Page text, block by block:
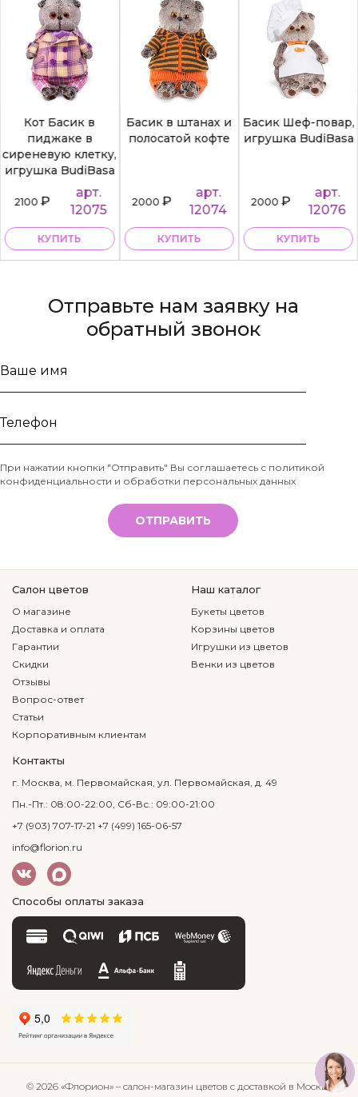
Кот Басик в
пиджаке в
сиреневую клетку,
игрушка BudiBasa
2100₽
арт.
12075
КУПИТЬ
Басик в штанах и
полосатой кофте
2000₽
арт.
12074
КУПИТЬ
Басик Шеф-повар,
игрушка BudiBasa
2000₽
арт.
12076
КУПИТЬ
Отправьте нам заявку на
обратный звонок
Ваше
Телефон
*
При нажатии кнопки "Отправить" Вы соглашаетесь с политикой
конфиденциальности и обработки персональных данных
ОТПРАВИТЬ
Салон цветов
О магазине
Доставка и оплата
Гарантии
Скидки
Отзывы
Вопрос-ответ
Статьи
Корпоративным клиентам
Наш каталог
Букеты цветов
Корзины цветов
Игрушки из цветов
Венки из цветов
Контакты
г. Москва, м. Первомайская, ул. Первомайская, д. 49
Пн.-Пт.: 08:00-22:00, Сб-Вс.: 09:00-21:00
+7 (903) 707-17-21 +7 (499) 165-06-57
info@florion.ru
Способы оплаты заказа
© 2026 «Флорион» – салон-магазин цветов с доставкой в Москве